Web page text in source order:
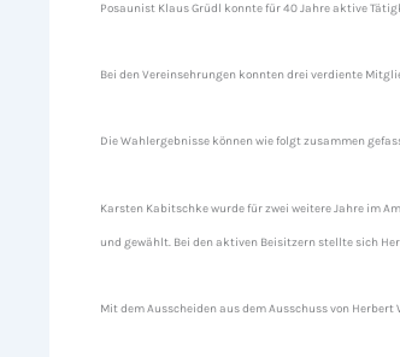
Posaunist Klaus Grüdl konnte für 40 Jahre aktive
Bei den Vereinsehrungen konnten drei verdiente
Die Wahlergebnisse können wie folgt zusammen
Karsten Kabitschke wurde für zwei weitere Jahre im
und gewählt. Bei den aktiven Beisitzern stellte sich
Mit dem Ausscheiden aus dem Ausschuss von